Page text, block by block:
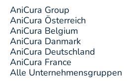
AniCura Group
AniCura Österreich
AniCura Belgium
AniCura Danmark
AniCura Deutschland
AniCura France
Alle Unternehmensgruppen